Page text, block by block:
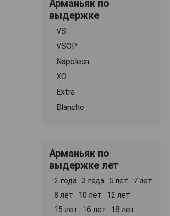
Арманьяк по
выдержке
VS
VSOP
Napoleon
XO
Extra
Blanche
Арманьяк по
выдержке лет
2 года 3 года 5 лет
7 лет
8 лет
10 лет
12 лет
15 лет
16 лет
18 лет